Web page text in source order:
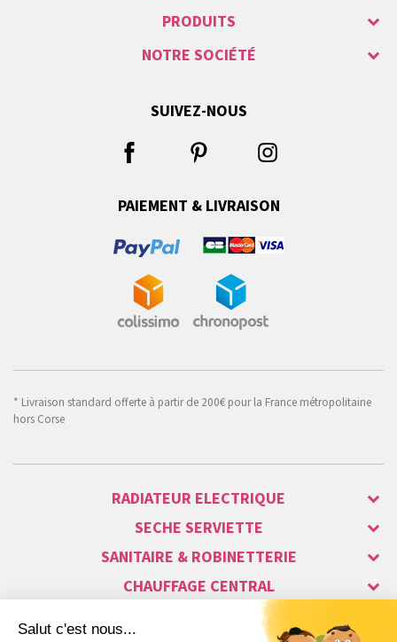
PRODUITS
NOTRE SOCIÉTÉ
SUIVEZ-NOUS
PAIEMENT & LIVRAISON
* Livraison standard offerte à partir de 200€ pour la France métropolitaine
hors Corse
RADIATEUR ELECTRIQUE
SECHE SERVIETTE
SANITAIRE & ROBINETTERIE
CHAUFFAGE CENTRAL
ALARME & SÉCURITÉ